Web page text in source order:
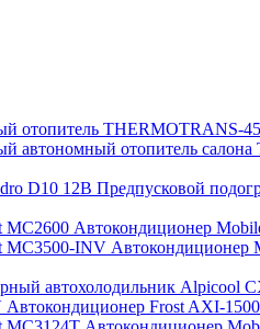
отопитель THERMOTRANS-
автономный отопитель
Предпусковой
Автокондиционер
Автокондиционер
автохолодильник Alpicool
Автокондиционер Frost AXI-